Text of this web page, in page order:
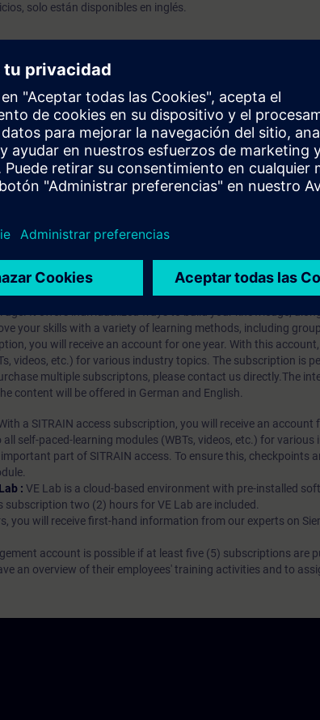
solo están disponibles en inglés.
bits (SET_BF, RESET_BF)
positiva/negativa ( --|P|--, --|N|--)
negativa (--(P)--, --(N)--)
positivo/negativo (P_TRIG, N_TRIG)
(R_TRIG, F_TRIG)
age. It offers individualized ways to build your knowledge,
your skills with a variety of learning methods, including
you will receive an account for one year. With this
videos, etc.) for various industry topics. The subscription is
multiple subscriptons, please contact us directly.The
content will be offered in German and English.
a SITRAIN access subscription, you will receive an account
self-paced-learning modules (WBTs, videos, etc.) for various
part of SITRAIN access. To ensure this, checkpoints
: VE Lab is a cloud-based environment with pre-installed
subscription two (2) hours for VE Lab are included.
you will receive first-hand information from our experts on
account is possible if at least five (5) subscriptions are
an overview of their employees' training activities and to